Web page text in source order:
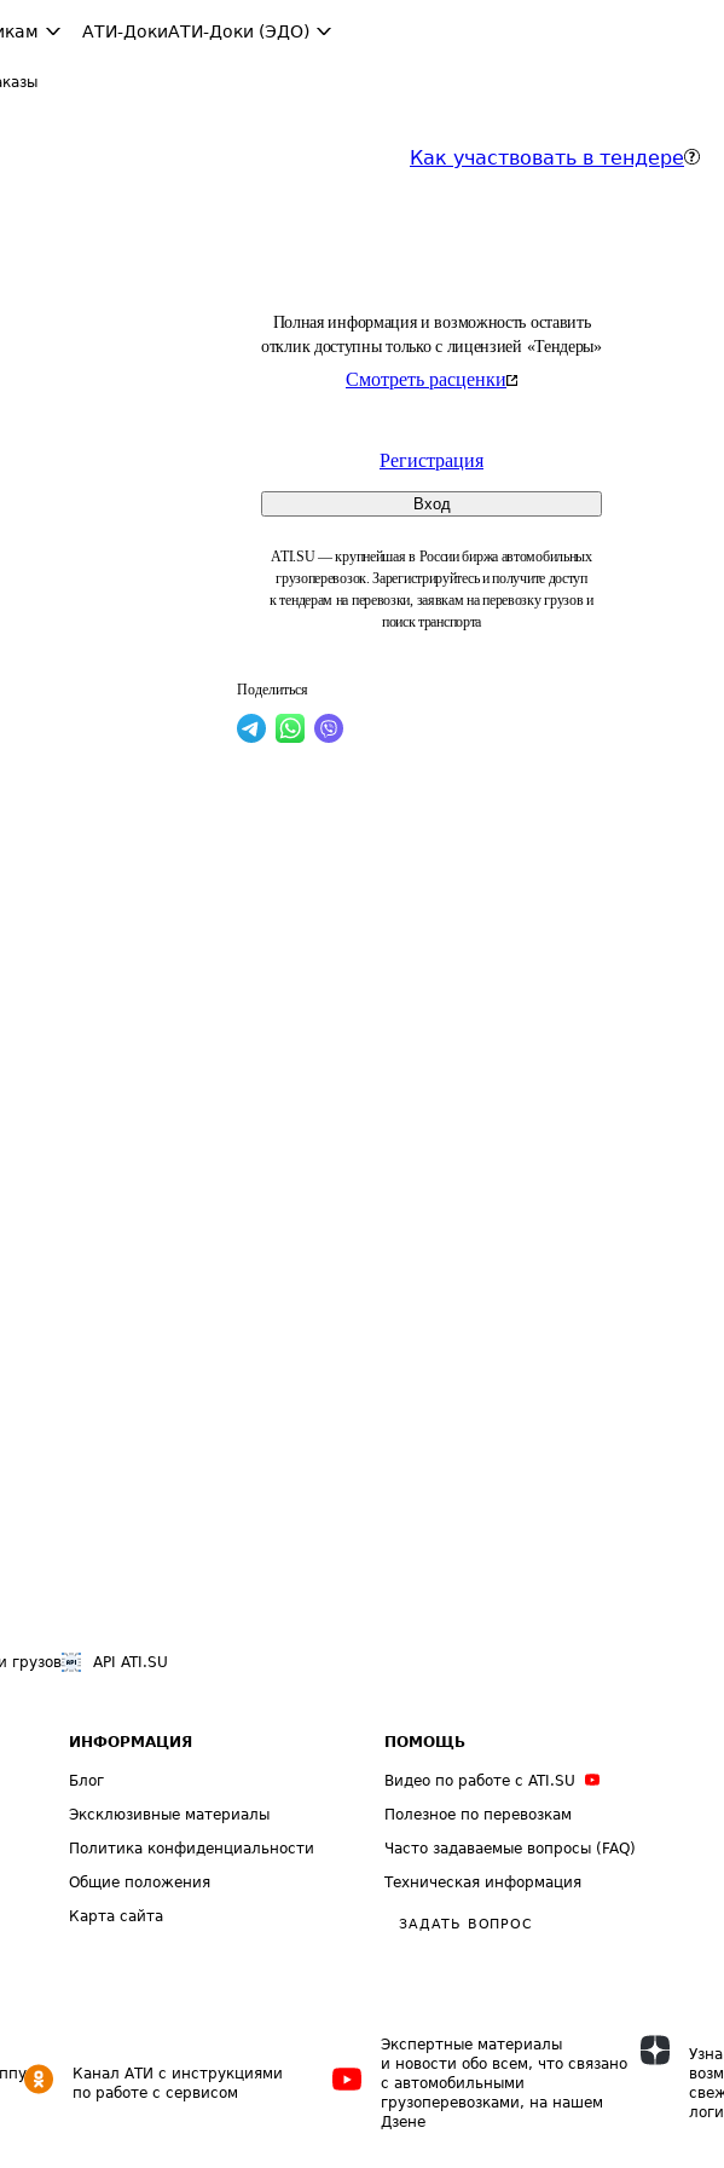
АТИ-ДокиАТИ-Доки (ЭДО)
Как участвовать в тендере
Полная информация и возможность оставить
отклик доступны только с лицензией «Тендеры»
Смотреть расценки
Регистрация
Вход
ATI.SU — крупнейшая в России биржа автомобильных
грузоперевозок. Зарегистрируйтесь и получите доступ
к тендерам на перевозки, заявкам на перевозку грузов и
поиск транспорта
Поделиться
грузов API ATI.SU
ИНФОРМАЦИЯ
Блог
Эксклюзивные материалы
Политика конфиденциальности
Общие положения
Карта сайта
ПОМОЩЬ
Видео по работе с ATI.SU
Полезное по перевозкам
Часто задаваемые вопросы (FAQ)
Техническая информация
ЗАДАТЬ ВОПРОС
Канал АТИ с инструкциями
по работе с сервисом
Экспертные материалы
и новости обо всем, что связано
с автомобильными
грузоперевозками, на нашем
Дзене